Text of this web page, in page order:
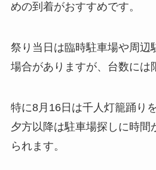
めの到着がおすすめです。
祭り当日は臨時駐車場や周辺
場合がありますが、台数には
特に8月16日は千人灯籠踊り
夕方以降は駐車場探しに時間
られます。